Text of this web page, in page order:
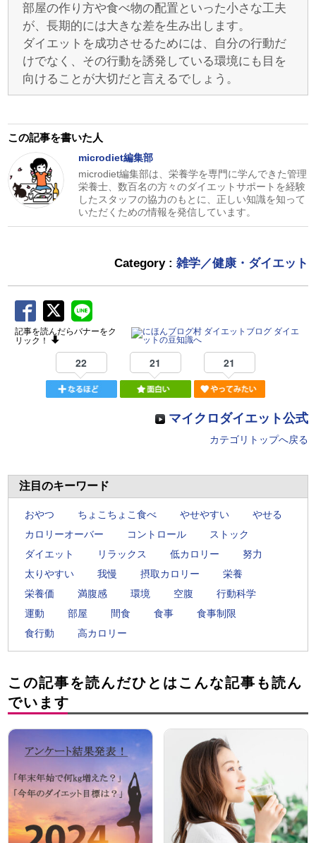
部屋の作り方や食べ物の配置といった小さな工夫
が、長期的には大きな差を生み出します。
ダイエットを成功させるためには、自分の行動だ
けでなく、その行動を誘発している環境にも目を
向けることが大切だと言えるでしょう。
この記事を書いた人
microdiet編集部
microdiet編集部は、栄養学を専門に学んできた管理
栄養士、数百名の方々のダイエットサポートを経験
したスタッフの協力のもとに、正しい知識を知って
いただくための情報を発信しています。
Category : 雑学／健康・ダイエット
記事を読んだらバナーをク
リック！
22 21 21
マイクロダイエット公式
カテゴリトップへ戻る
注目のキーワード
おやつ ちょこちょこ食べ やせやすい
やせる
カロリーオーバー
コントロール
ストック
ダイエット
リラックス 低カロリー
努力
太りやすい
我慢 摂取カロリー
栄養
栄養価
満腹感 環境 空腹
行動科学
運動
部屋 間食 食事
食事制限
食行動
高カロリー
この記事を読んだひとはこんな記事も読ん
でいます